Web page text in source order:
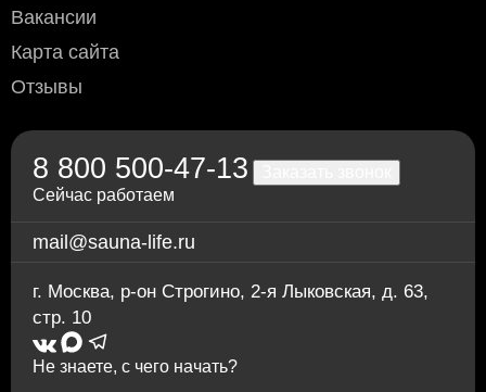
предварительной заявке.
Вакансии
Карта сайта
Отзывы
8 800 500-47-13
Сейчас работаем
mail@sauna-life.ru
г. Москва, р-он Строгино, 2-я Лыковская, д. 63,
стр. 10
Не знаете, с чего начать?